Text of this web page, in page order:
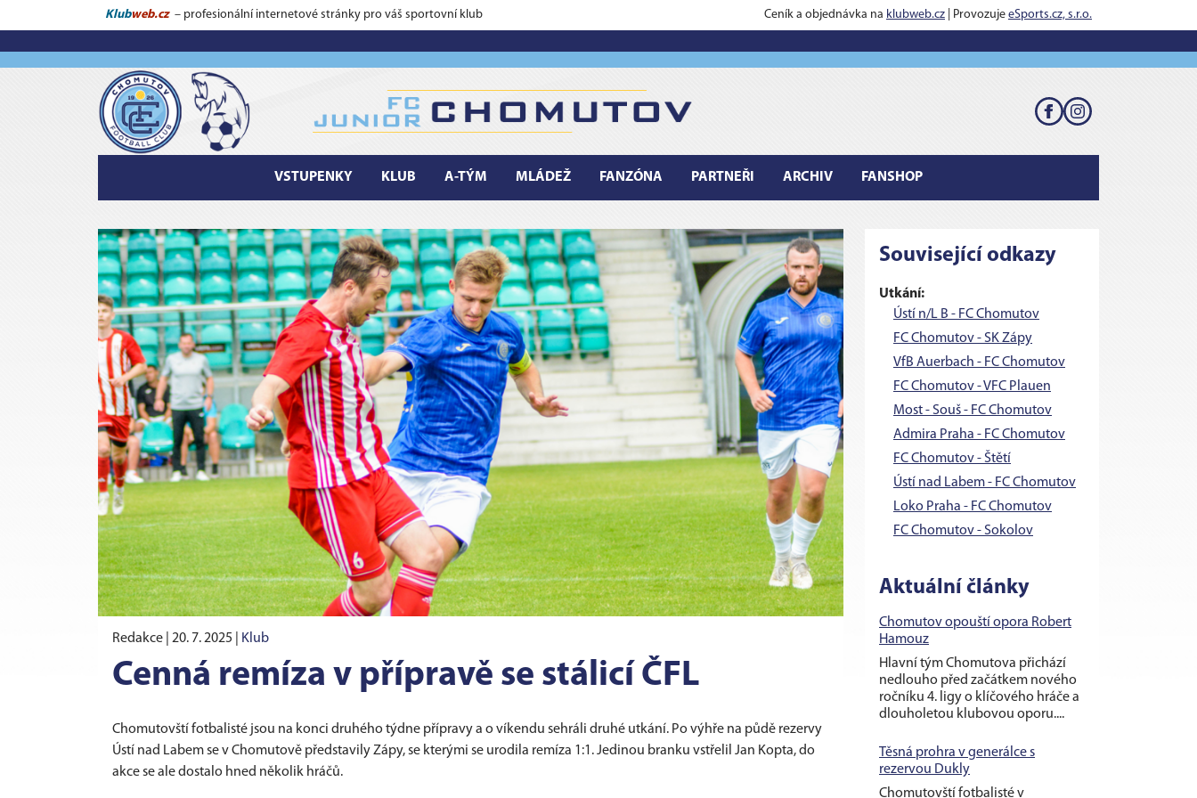
Klubweb.cz – profesionální internetové stránky pro váš sportovní klub Ceník a objednávka na klubweb.cz | Provozuje eSports.cz, s.r.o.
VSTUPENKY KLUB A-TÝM MLÁDEŽ FANZÓNA PARTNEŘI ARCHIV FANSHOP
Redakce | 20. 7. 2025 Klub
Cenná remíza v přípravě se stálicí ČFL
Chomutovští fotbalisté jsou na konci druhého týdne přípravy a o víkendu sehráli druhé utkání. Po výhře na půdě rezervy
Ústí nad Labem se v Chomutově představily Zápy, se kterými se urodila remíza 1:1. Jedinou branku vstřelil Jan Kopta, do
akce se ale dostalo hned několik hráčů.
Související odkazy
Utkání:
Ústí n/L B - FC Chomutov
FC Chomutov - SK Zápy
VfB Auerbach - FC Chomutov
FC Chomutov - VFC Plauen
Most - Souš - FC Chomutov
Admira Praha - FC Chomutov
FC Chomutov - Štětí
Ústí nad Labem - FC Chomutov
Loko Praha - FC Chomutov
FC Chomutov - Sokolov
Aktuální články
Chomutov opouští opora Robert
Hamouz
Hlavní tým Chomutova přichází
nedlouho před začátkem nového
ročníku 4. ligy o klíčového hráče a
dlouholetou klubovou oporu....
Těsná prohra v generálce s
rezervou Dukly
Chomutovští fotbalisté v